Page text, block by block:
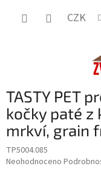
CZK
TASTY PET
kočky paté z
mrkví, grain
TP5004.085
Průměrné
Neohodnoceno